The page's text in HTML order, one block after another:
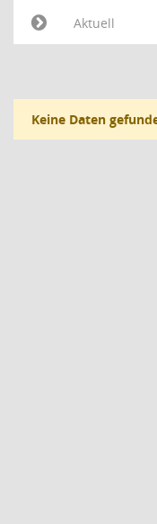
Aktuell
Keine Daten